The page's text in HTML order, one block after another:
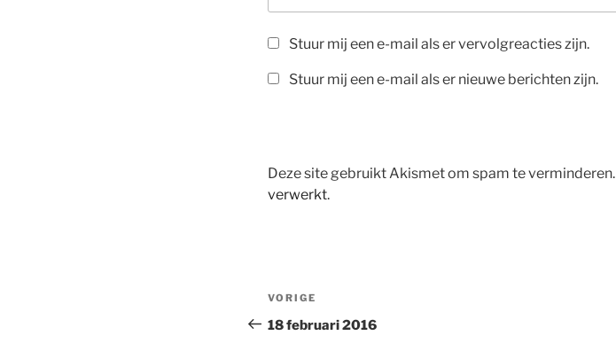
Stuur mij een e-mail als er vervolgreacties zijn.
Stuur mij een e-mail als er nieuwe berichten zijn.
Deze site gebruikt Akismet om spam te verminderen.
verwerkt.
Bericht
navigatie
Vorig
bericht
VORIGE
18 februari 2016